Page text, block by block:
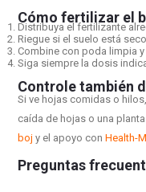
Cómo fertilizar el
Distribuya el fertilizante
Riegue si el suelo está
Combine con poda limpia
Siga siempre la dosis
Controle también
Si ve hojas comidas o
caída de hojas o una
boj y el apoyo conHealth-
Preguntas